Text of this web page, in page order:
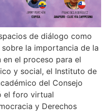
de diálogo como
la importancia de la
el proceso para el
y social, el Instituto de
del Consejo
el foro virtual
y Derechos